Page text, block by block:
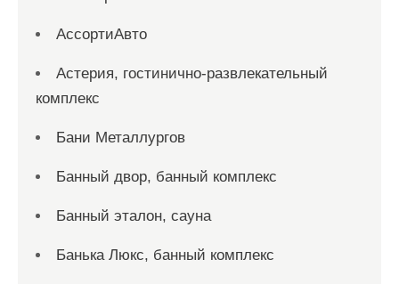
АссортиАвто
Астерия, гостинично-развлекательный
комплекс
Бани Металлургов
Банный двор, банный комплекс
Банный эталон, сауна
Банька Люкс, банный комплекс